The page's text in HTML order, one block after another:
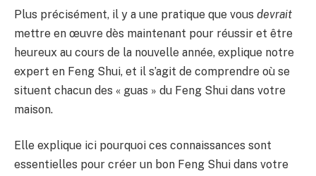
Plus précisément, il y a une pratique que vous devrait
mettre en œuvre dès maintenant pour réussir et être
heureux au cours de la nouvelle année, explique notre
expert en Feng Shui, et il s’agit de comprendre où se
situent chacun des « guas » du Feng Shui dans votre
maison.
Elle explique ici pourquoi ces connaissances sont
essentielles pour créer un bon Feng Shui dans votre